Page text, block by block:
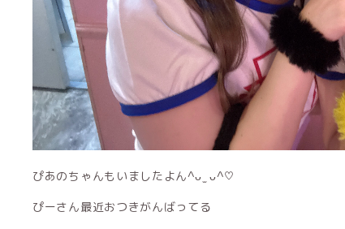
ぴあのちゃんもいましたよん^ᴗ ̫ ᴗ^♡
ぴーさん最近おつきがんばってる